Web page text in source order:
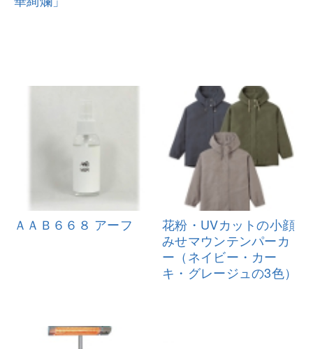
ＡＡＢ６６８ アーフ
花粉・UVカットの小顔
みせマウンテンパーカ
ー（ネイビー・カー
キ・グレージュの3色）